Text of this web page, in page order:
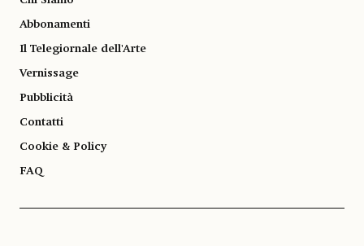
Abbonamenti
Il Telegiornale dell'Arte
Vernissage
Pubblicità
Contatti
Cookie & Policy
FAQ